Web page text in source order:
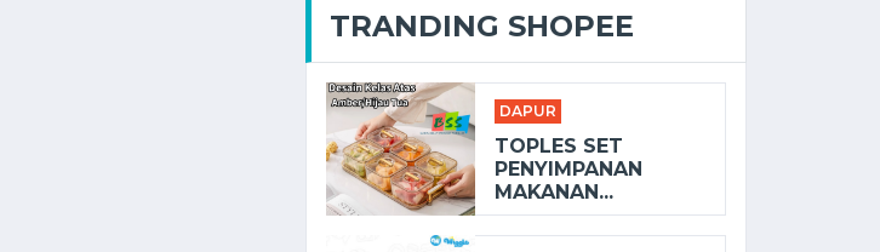
TRANDING SHOPEE
DAPUR
TOPLES SET
PENYIMPANAN
MAKANAN...